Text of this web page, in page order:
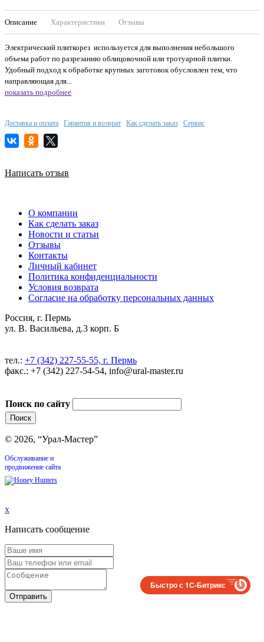
Описание Характеристики Отзывы
Электрический плиткорез используется для выполнения небольшого
объема работ по разрезанию облицовочной или тротуарной плитки.
Удобный подход к обработке крупных заготовок обусловлен тем, что
направляющая для...
показать подробнее
Доставка и оплата Гарантия и возврат Как сделать заказ Сервис
Написать отзыв
О компании
Как сделать заказ
Новости и статьи
Отзывы
Контакты
Личный кабинет
Политика конфиденциальности
Условия возврата
Согласие на обработку персональных данных
Россия, г. Пермь
ул. В. Васильева, д.3 корп. Б
тел.: +7 (342) 227-55-55, г. Пермь
факс.: +7 (342) 227-54-54, info@ural-master.ru
Поиск по сайту
© 2026, “Урал-Мастер”
Обслуживание и
продвижение сайта
x
Написать сообщение
Отправить
Быстро с 1С-Битрикс